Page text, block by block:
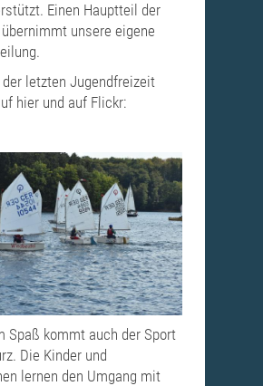
Einen Hauptteil der
unsere eigene
der letzten Jugendfreizeit
hier und auf Flickr:
Spaß kommt auch der Sport
Die Kinder und
lernen den Umgang mit